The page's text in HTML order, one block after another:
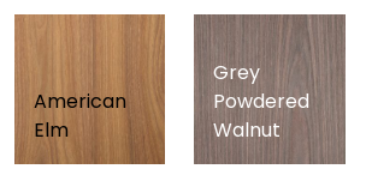
American
Elm
Grey
Powdered
Walnut